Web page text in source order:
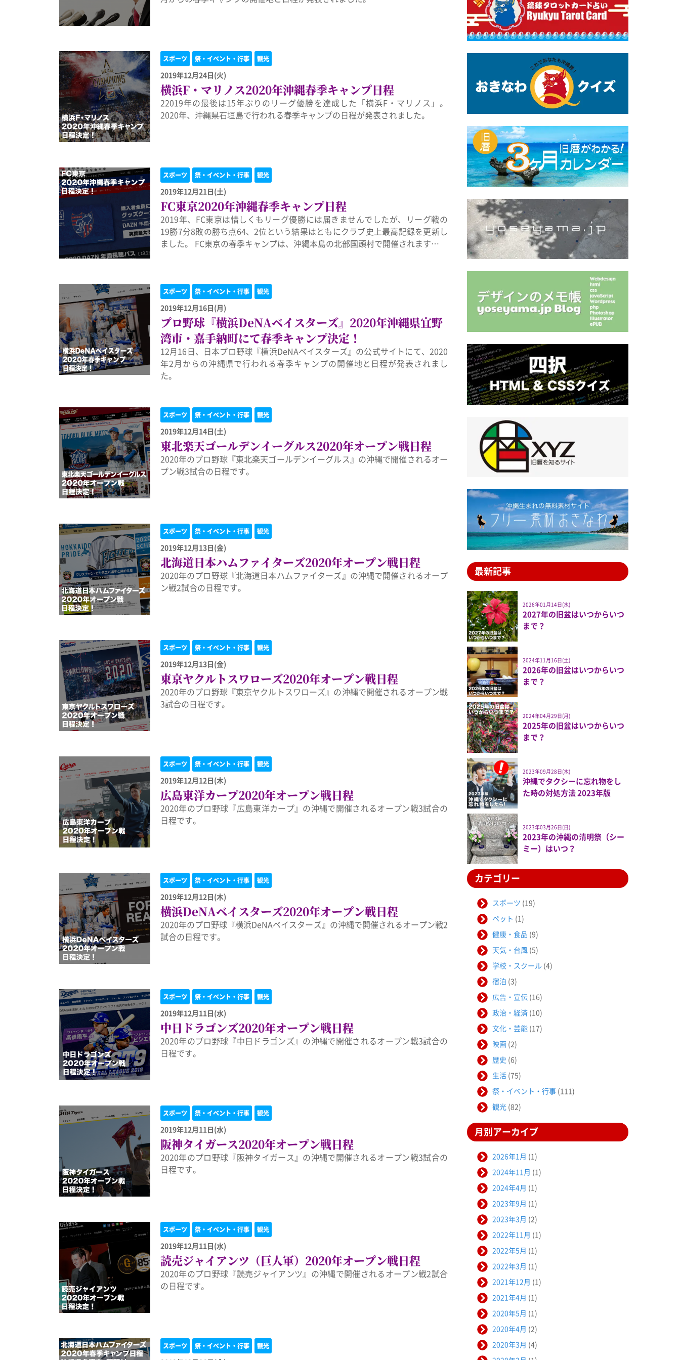
スポーツ 祭・イベント・行事 観光
2019年12月24日(火)
横浜F・マリノス2020年沖縄春季キャンプ日程
22019年の最後は15年ぶりのリーグ優勝を達成した「横浜F・マリノス」。
2020年、沖縄県石垣島で行われる春季キャンプの日程が発表されました。
スポーツ 祭・イベント・行事 観光
2019年12月21日(土)
FC東京2020年沖縄春季キャンプ日程
2019年、FC東京は惜しくもリーグ優勝には届きませんでしたが、リーグ戦の
19勝7分8敗の勝ち点64、2位という結果はともにクラブ史上最高記録を更新し
ました。 FC東京の春季キャンプは、沖縄本島の北部国頭村で開催されます…
スポーツ 祭・イベント・行事 観光
2019年12月16日(月)
プロ野球『横浜DeNAベイスターズ』2020年沖縄県宜野
湾市・嘉手納町にて春季キャンプ決定！
12月16日、日本プロ野球『横浜DeNAベイスターズ』の公式サイトにて、2020
年2月からの沖縄県で行われる春季キャンプの開催地と日程が発表されまし
た。
スポーツ 祭・イベント・行事 観光
2019年12月14日(土)
東北楽天ゴールデンイーグルス2020年オープン戦日程
2020年のプロ野球『東北楽天ゴールデンイーグルス』の沖縄で開催されるオー
プン戦3試合の日程です。
スポーツ 祭・イベント・行事 観光
2019年12月13日(金)
北海道日本ハムファイターズ2020年オープン戦日程
2020年のプロ野球『北海道日本ハムファイターズ』の沖縄で開催されるオープ
ン戦2試合の日程です。
スポーツ 祭・イベント・行事 観光
2019年12月13日(金)
東京ヤクルトスワローズ2020年オープン戦日程
2020年のプロ野球『東京ヤクルトスワローズ』の沖縄で開催されるオープン戦
3試合の日程です。
スポーツ 祭・イベント・行事 観光
2019年12月12日(木)
広島東洋カープ2020年オープン戦日程
2020年のプロ野球『広島東洋カープ』の沖縄で開催されるオープン戦3試合の
日程です。
スポーツ 祭・イベント・行事 観光
2019年12月12日(木)
横浜DeNAベイスターズ2020年オープン戦日程
2020年のプロ野球『横浜DeNAベイスターズ』の沖縄で開催されるオープン戦2
試合の日程です。
スポーツ 祭・イベント・行事 観光
2019年12月11日(水)
中日ドラゴンズ2020年オープン戦日程
2020年のプロ野球『中日ドラゴンズ』の沖縄で開催されるオープン戦3試合の
日程です。
スポーツ 祭・イベント・行事 観光
2019年12月11日(水)
阪神タイガース2020年オープン戦日程
2020年のプロ野球『阪神タイガース』の沖縄で開催されるオープン戦3試合の
日程です。
スポーツ 祭・イベント・行事 観光
2019年12月11日(水)
読売ジャイアンツ（巨人軍）2020年オープン戦日程
2020年のプロ野球『読売ジャイアンツ』の沖縄で開催されるオープン戦2試合
の日程です。
スポーツ 祭・イベント・行事 観光
最新記事
2026年01月14日(水)
2027年の旧盆はいつからいつ
まで？
2024年11月16日(土)
2026年の旧盆はいつからいつ
まで？
2024年04月29日(月)
2025年の旧盆はいつからいつ
まで？
2023年09月28日(木)
沖縄でタクシーに忘れ物をし
た時の対処方法 2023年版
2023年03月26日(日)
2023年の沖縄の清明祭（シー
ミー）はいつ？
カテゴリー
スポーツ (19)
ペット (1)
健康・食品 (9)
天気・台風 (5)
学校・スクール(4)
宿泊 (3)
広告・宣伝(16)
政治・経済(10)
文化・芸能(17)
映画 (2)
歴史 (6)
生活(75)
祭・イベント・行事(111)
観光(82)
月別アーカイブ
2026年1月 (1)
2024年11月 (1)
2024年4月 (1)
2023年9月 (1)
2023年3月 (2)
2022年11月 (1)
2022年5月 (1)
2022年3月 (1)
2021年12月 (1)
2021年4月 (1)
2020年5月 (1)
2020年4月 (2)
2020年3月 (4)